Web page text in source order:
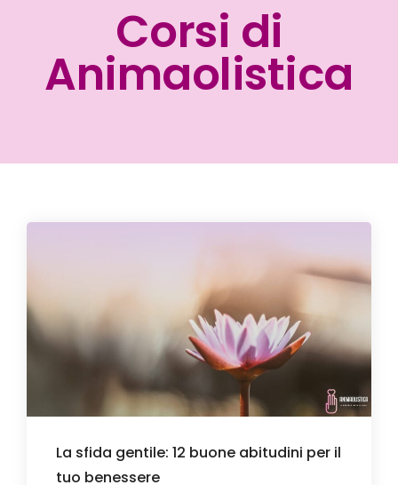
Corsi di
Animaolistica
La sfida gentile: 12 buone abitudini per il
tuo benessere